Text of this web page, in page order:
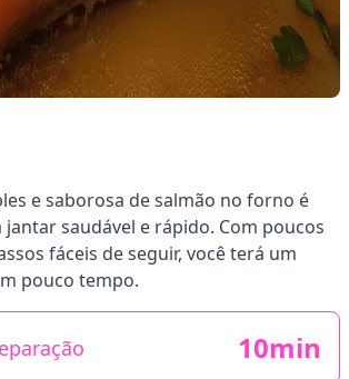
e saborosa de salmão no forno é
saudável e rápido. Com poucos
fáceis de seguir, você terá um
pouco tempo.
10min